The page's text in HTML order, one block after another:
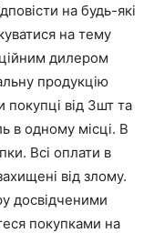
на будь-які
на тему
дилером
продукцію
від 3шт та
в одному місці. В
Всі оплати в
від злому.
досвідченими
покупками на